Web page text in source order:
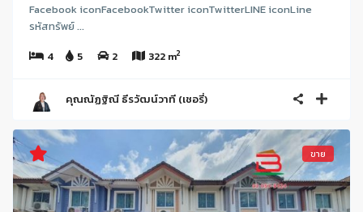
Facebook iconFacebookTwitter iconTwitterLINE iconLine
รหัสทรัพย์ ...
4
5 2 322 m2
คุณณัฏฐิณี ธีรวัฒน์วาที (เชอรี่)
ขาย